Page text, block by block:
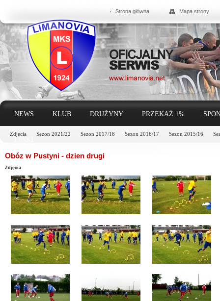
Strona główna Mapa strony
NEWS KLUB DRUŻYNY PRZEKAŻ 1%
Zdjęcia Sezon 2021/22 Sezon 2017/18 Sezon 2016/17 Sezon 2015/16
LINKI
Obóz w Pustyni - dzien drugi
Zdjęcia